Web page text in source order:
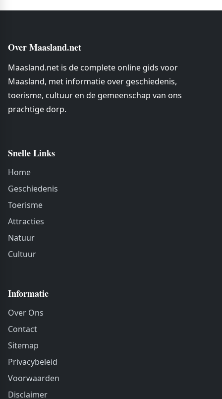
Over Maasland.net
Maasland.net is de complete online gids voor
Maasland, met informatie over geschiedenis,
toerisme, cultuur en de gemeenschap van ons
prachtige dorp.
Snelle Links
Home
Geschiedenis
Toerisme
Attracties
Natuur
Cultuur
Informatie
Over Ons
Contact
Sitemap
Privacybeleid
Voorwaarden
Disclaimer